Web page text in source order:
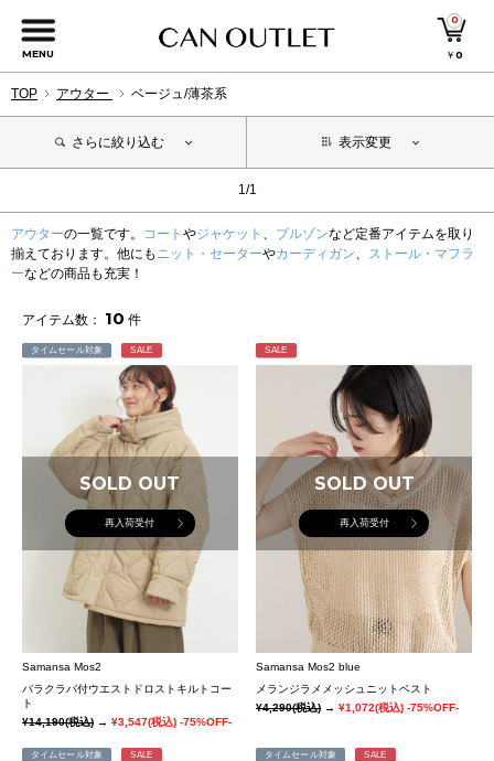
MENU
0
￥0
TOP アウター ベージュ/薄茶系
さらに絞り込む 表示変更
1/1
アウターの一覧です。 コート やジャケット 、 ブルゾンなど定番アイテムを取り
揃えております。他にも ニット・セーターやカーディガン、 ストール・マフラ
ーなどの商品も充実！
アイテム数： 10 件
タイムセール対象 SALE
SOLD OUT
再入荷受付
Samansa Mos2
バラクラバ付ウエストドロストキルトコー
ト
¥14,190(税込) → ¥3,547(税込) -75%OFF-
SALE
SOLD OUT
再入荷受付
Samansa Mos2 blue
メランジラメメッシュニットベスト
¥4,290(税込)→¥1,072(税込) -75%OFF-
タイムセール対象 SALE タイムセール対象 SALE